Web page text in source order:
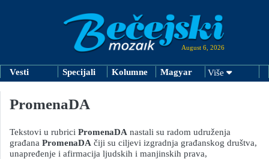
August 6, 2026
Vesti Specijali Kolumne Magyar Više
PromenaDA
Tekstovi u rubrici PromenaDA nastali su radom udruženja
građana PromenaDA čiji su ciljevi izgradnja građanskog društva,
unapređenje i afirmacija ljudskih i manjinskih prava,